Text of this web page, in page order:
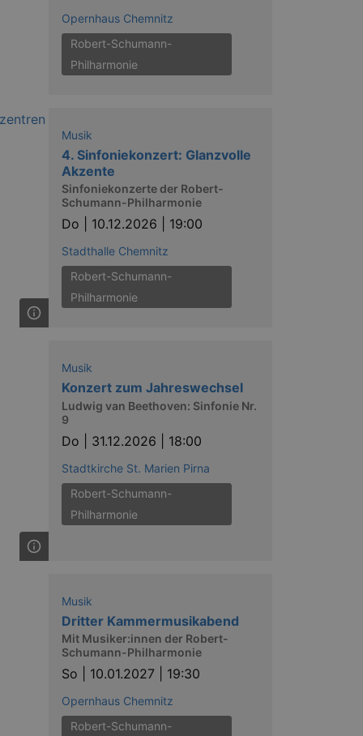
Opernhaus Chemnitz
Robert-Schumann-
Philharmonie
Musik
4. Sinfoniekonzert: Glanzvolle
Akzente
Sinfoniekonzerte der Robert-
Schumann-Philharmonie
Do | 10.12.2026 | 19:00
Stadthalle Chemnitz
Robert-Schumann-
Philharmonie
Musik
Konzert zum Jahreswechsel
Ludwig van Beethoven: Sinfonie Nr.
9
Do | 31.12.2026 | 18:00
Stadtkirche St. Marien Pirna
Robert-Schumann-
Philharmonie
Musik
Dritter Kammermusikabend
Mit Musiker:innen der Robert-
Schumann-Philharmonie
So | 10.01.2027 | 19:30
Opernhaus Chemnitz
Robert-Schumann-
Cross-Site Request Forgery
Analytics - which is a
used analytics service. This
assigning a randomly
in each page request
and campaign data for the
after 2 years, although
Analytics. This
update a unique value for
Analytics, according
rate - limiting the
after 10 minutes.
the end user uses the
may have seen before
from OneTrust. It
the site uses and
for the use of each
is not given. The cookie
visitors to the site will
no information that can